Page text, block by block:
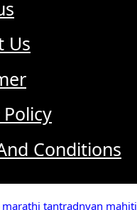
Us
Conditions
tantradnyan mahiti